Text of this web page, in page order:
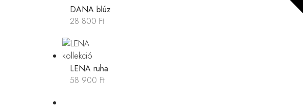
DANA blúz
28 800 Ft
LENA ruha
58 900 Ft